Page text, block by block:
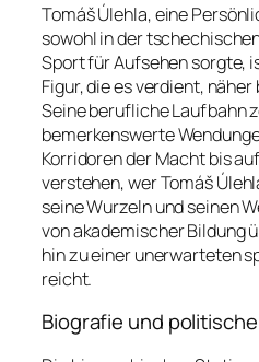
Tomáš Úlehla, eine
sowohl in der
Sport für Aufsehen sorgte,
Figur, die es verdient,
Seine berufliche Laufbahn
bemerkenswerte
Korridoren der Macht bis
verstehen, wer Tomáš
seine Wurzeln und seinen
von akademischer Bildung
hin zu einer unerwarteten
reicht.
Biografie und